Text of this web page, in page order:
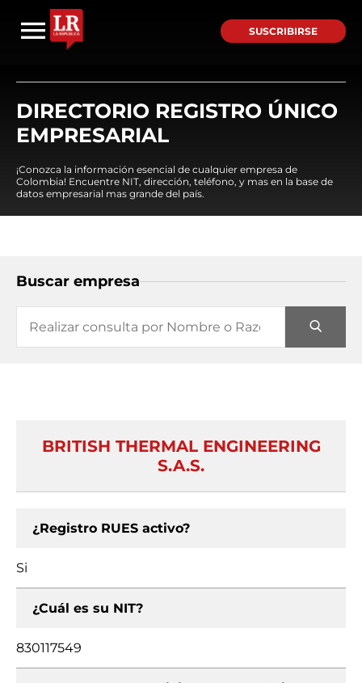
SUSCRIBIRSE
DIRECTORIO REGISTRO ÚNICO
EMPRESARIAL
¡Conozca la información esencial de cualquier empresa de
Colombia! Encuentre NIT, dirección, teléfono, y mas en la base de
datos empresarial mas grande del país.
Buscar empresa
BRITISH THERMAL ENGINEERING
S.A.S.
¿Registro RUES activo?
Si
¿Cuál es su NIT?
830117549